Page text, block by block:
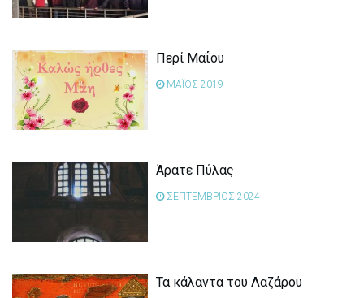
Περί Μαΐου
ΜΑΪΟΣ 2019
Άρατε Πύλας
ΣΕΠΤΕΜΒΡΙΟΣ 2024
Τα κάλαντα του Λαζάρου